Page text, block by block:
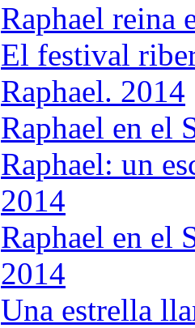
Raphael reina
El festival
Raphael. 2014
Raphael en el
Raphael: un
2014
Raphael en el
2014
Una estrella